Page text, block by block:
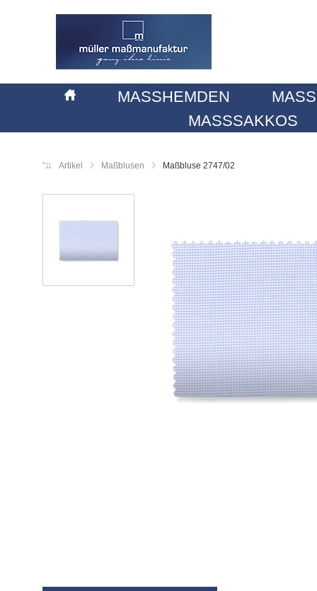
MASSHEMDEN
MASSSAKKOS
Artikel Maßblusen Maßbluse 2747/02